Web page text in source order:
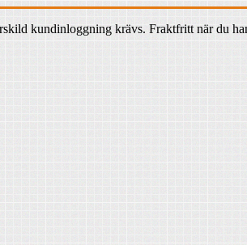
kundinloggning krävs. Fraktfritt när du